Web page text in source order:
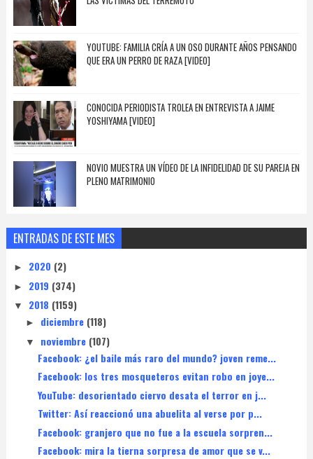
YOUTUBE: FAMILIA CRÍA A UN OSO DURANTE AÑOS PENSANDO
QUE ERA UN PERRO DE RAZA [VIDEO]
CONOCIDA PERIODISTA TROLEA EN ENTREVISTA A JAIME
YOSHIYAMA [VIDEO]
NOVIO MUESTRA UN VÍDEO DE LA INFIDELIDAD DE SU PAREJA EN
PLENO MATRIMONIO
ENTRADAS DE ESTE MES
► 2020 (2)
► 2019 (374)
▼ 2018 (1159)
► diciembre (118)
▼ noviembre (107)
Facebook: ¿el baile más raro del mundo? joven reme...
Facebook: los tres mosqueteros evitan robo en joye...
YouTube: desorientado ciervo desata el terror en j...
Twitter: Así reaccionó una abuelita al verse por p...
Facebook: granjero que no fue a la escuela sorpren...
Facebook: mira la tierna sorpresa de amor que se v...